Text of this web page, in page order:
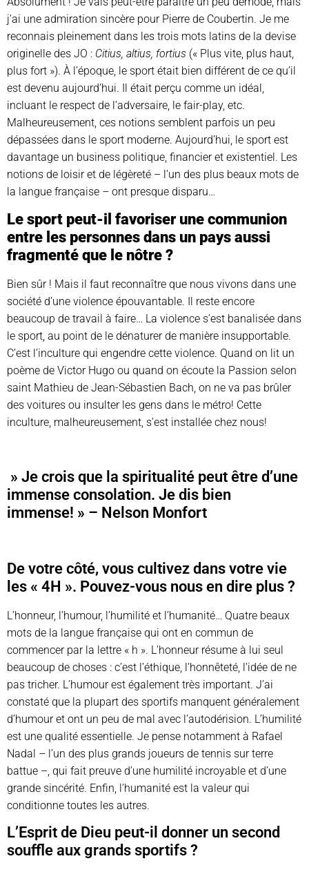
j’ai une admiration sincère pour Pierre de Coubertin. Je me
reconnais pleinement dans les trois mots latins de la devise
originelle des JO : Citius, altius, fortius (« Plus vite, plus haut,
plus fort »). À l’époque, le sport était bien différent de ce qu’il
est devenu aujourd’hui. Il était perçu comme un idéal,
incluant le respect de l’adversaire, le fair-play, etc.
Malheureusement, ces notions semblent parfois un peu
dépassées dans le sport moderne. Aujourd’hui, le sport est
davantage un business politique, financier et existentiel. Les
notions de loisir et de légèreté – l’un des plus beaux mots de
la langue française – ont presque disparu…
Le sport peut-il favoriser une communion
entre les personnes dans un pays aussi
fragmenté que le nôtre ?
Bien sûr ! Mais il faut reconnaître que nous vivons dans une
société d’une violence épouvantable. Il reste encore
beaucoup de travail à faire… La violence s’est banalisée dans
le sport, au point de le dénaturer de manière insupportable.
C’est l’inculture qui engendre cette violence. Quand on lit un
poème de Victor Hugo ou quand on écoute la Passion selon
saint Mathieu de Jean-Sébastien Bach, on ne va pas brûler
des voitures ou insulter les gens dans le métro! Cette
inculture, malheureusement, s’est installée chez nous!
» Je crois que la spiritualité peut être d’une
immense consolation. Je dis bien
immense! » – Nelson Monfort
De votre côté, vous cultivez dans votre vie
les « 4H ». Pouvez-vous nous en dire plus ?
L’honneur, l’humour, l’humilité et l’humanité… Quatre beaux
mots de la langue française qui ont en commun de
commencer par la lettre « h ». L’honneur résume à lui seul
beaucoup de choses : c’est l’éthique, l’honnêteté, l’idée de ne
pas tricher. L’humour est également très important. J’ai
constaté que la plupart des sportifs manquent généralement
d’humour et ont un peu de mal avec l’autodérision. L’humilité
est une qualité essentielle. Je pense notamment à Rafael
Nadal – l’un des plus grands joueurs de tennis sur terre
battue –, qui fait preuve d’une humilité incroyable et d’une
grande sincérité. Enfin, l’humanité est la valeur qui
conditionne toutes les autres.
L’Esprit de Dieu peut-il donner un second
souffle aux grands sportifs ?